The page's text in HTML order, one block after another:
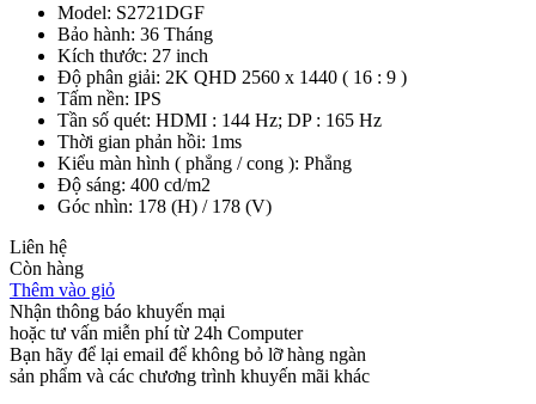
Model: S2721DGF
Bảo hành: 36 Tháng
Kích thước: 27 inch
Độ phân giải: 2K QHD 2560 x 1440 ( 16 : 9 )
Tấm nền: IPS
Tần số quét: HDMI : 144 Hz; DP : 165 Hz
Thời gian phản hồi: 1ms
Kiểu màn hình ( phẳng / cong ): Phẳng
Độ sáng: 400 cd/m2
Góc nhìn: 178 (H) / 178 (V)
Liên hệ
Còn hàng
Thêm vào giỏ
Nhận thông báo khuyến mại
hoặc tư vấn miễn phí từ 24h Computer
Bạn hãy để lại email để không bỏ lỡ hàng ngàn
sản phẩm và các chương trình khuyến mãi khác